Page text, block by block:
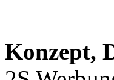
Konzept,